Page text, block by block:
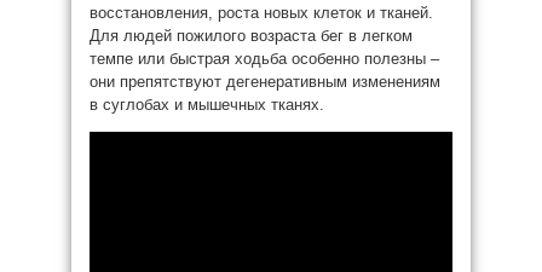
восстановления, роста новых клеток и тканей.
Для людей пожилого возраста бег в легком
темпе или быстрая ходьба особенно полезны –
они препятствуют дегенеративным изменениям
в суглобах и мышечных тканях.